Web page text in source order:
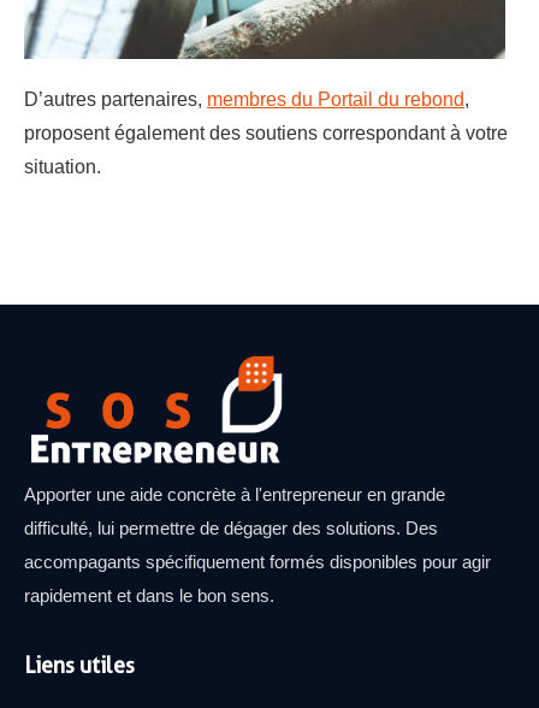
D’autres partenaires, membres du Portail du rebond,
proposent également des soutiens correspondant à votre
situation.
Apporter une aide concrète à l'entrepreneur en grande
difficulté, lui permettre de dégager des solutions. Des
accompagants spécifiquement formés disponibles pour agir
rapidement et dans le bon sens.
Liens utiles